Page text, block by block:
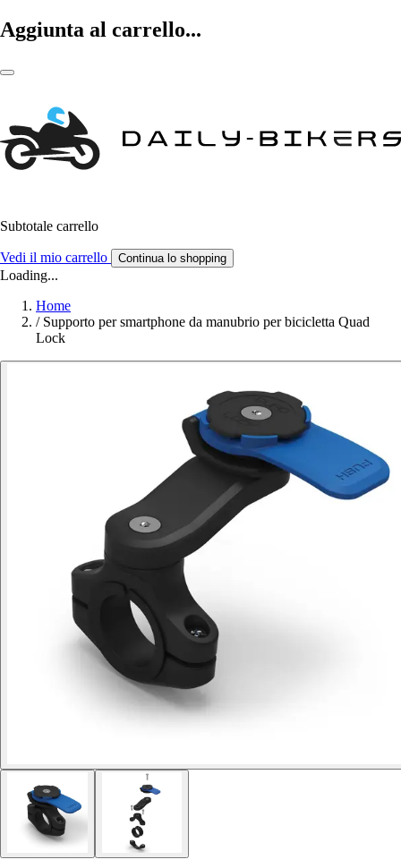
Aggiunta al carrello...
Subtotale carrello
Vedi il mio carrello Continua lo shopping
Loading...
Home
/ Supporto per smartphone da manubrio per bicicletta Quad
Lock